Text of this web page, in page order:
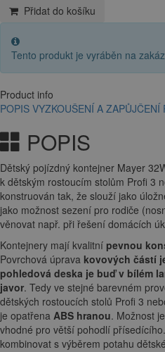
Přidat do košíku
Tento produkt je vyráběn na
Product info
POPIS VYZKOUŠENÍ A ZAPŮJČENÍ
POPIS
Dětský pojízdný kontejner Mayer
k dětským rostoucím stolům Profi 3
konstruován tak, že slouží jako
jako možnost sezení pro rodiče
věnovat např. při řešení domácích
Kontejnery mají kvalitní pevnou
Povrchová úprava kovových částí
pohledová deska je buď v bílém
javor. Tedy ve stejné barevném
dětských rostoucích stolů Profi 3
je opatřena ABS hranou. Možnost
vhodné pro větší pohodlí
kombinovat s výběrem potahu